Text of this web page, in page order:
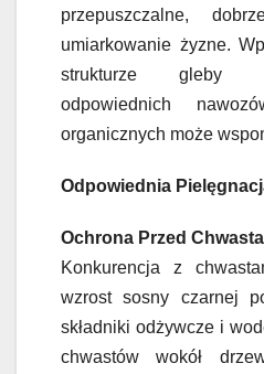
przepuszczalne,
umiarkowanie żyzne.
strukturze gleby
odpowiednich
organicznych może
Odpowiednia
Ochrona Przed
Konkurencja z
wzrost sosny czarnej
składniki odżywcze i
chwastów wokół